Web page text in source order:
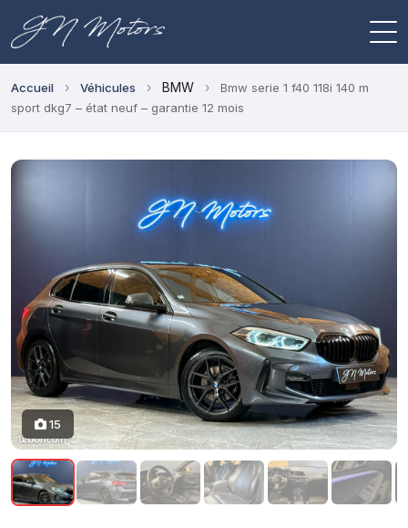
Accueil › Véhicules › BMW ›
Bmw serie 1 f40 118i 140 m
sport dkg7 – état neuf – garantie 12 mois
15